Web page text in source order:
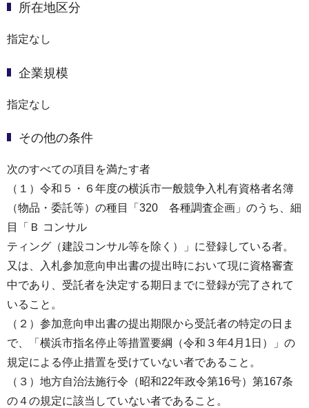
所在地区分
指定なし
企業規模
指定なし
その他の条件
次のすべての項目を満たす者
（１）令和５・６年度の横浜市一般競争入札有資格者名簿
（物品・委託等）の種目「320 各種調査企画」のうち、細
目「Ｂ コンサル
ティング（建設コンサル等を除く）」に登録している者。
又は、入札参加意向申出書の提出時において現に資格審査
中であり、受託者を決定する期日までに登録が完了されて
いること。
（２）参加意向申出書の提出期限から受託者の特定の日ま
で、「横浜市指名停止等措置要綱（令和３年4月1日）」の
規定による停止措置を受けていない者であること。
（３）地方自治法施行令（昭和22年政令第16号）第167条
の４の規定に該当していない者であること。